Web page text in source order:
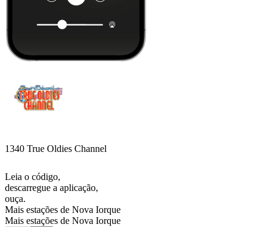
1340 True Oldies Channel
Leia o código,
descarregue a aplicação,
ouça.
Mais estações de Nova Iorque
Mais estações de Nova Iorque